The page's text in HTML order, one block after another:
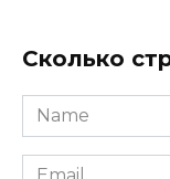
Сколько
Name
*
Email